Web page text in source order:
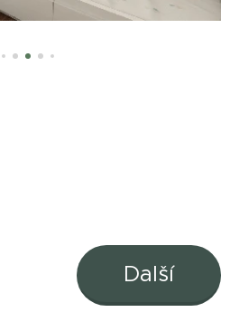
Další